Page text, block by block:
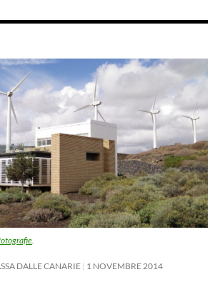
.
DALLE CANARIE 1 NOVEMBRE 2014